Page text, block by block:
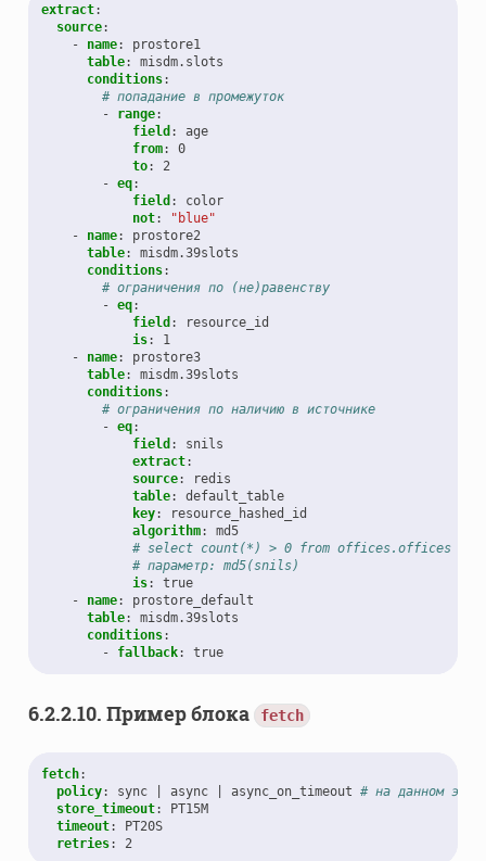
extract:
source:
-
name:
prostore1
table:
misdm.slots
conditions:
# попадание в промежуток
-
range:
field :
age
from:
0
to:
2
- eq:
field :
color
not:
"blue"
-
name:
prostore2
table:
misdm.39slots
conditions:
# ограничения по (не)равенству
- eq:
field :
resource_id
is:
1
-
name:
prostore3
table:
misdm.39slots
conditions:
# ограничения по наличию в источнике
- eq:
field :
snils
extract:
source:
redis
table:
default_table
key:
resource_hashed_id
algorithm:
md5
# select count(*) > 0 from offices.offices
# параметр: md5(snils)
is:
true
-
name:
prostore_default
table:
misdm.39slots
conditions:
-
fallback: true
6.2.2.10. Пример блока fetch
fetch:
policy: sync | async | async_on_timeout # на данном
store_timeout:
PT15M
timeout:
PT20S
retries: 2